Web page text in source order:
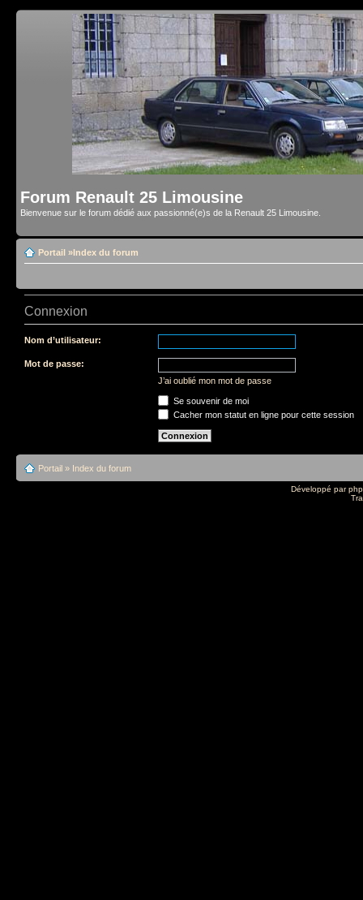
Forum Renault 25 Limousine
Bienvenue sur le forum dédié aux passionné(e)s de la Renault 25 Limousine.
Portail »Index du forum
Connexion
Nom d’utilisateur:
Mot de passe:
J’ai oublié mon mot de passe
Se souvenir de moi
Cacher mon statut en ligne pour cette session
Portail » Index du forum
Développé par